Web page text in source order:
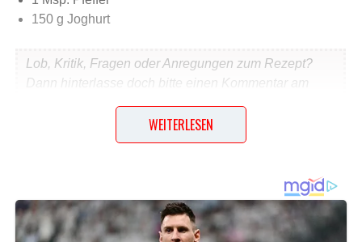
150 g Joghurt
Lob, Kritik, Fragen oder Anregungen zum Rezept?
Dann hinterlasse doch bitte einen Kommentar am
Blumenkohl waschen und in Mini-Röschen teilen – er
bleibt roh! Mit Zitronensaft, Curry, Chili, Salz und 4 EL
Olivenöl und den kleingeschnittenen Frühlingszwiebeln
WEITERLESEN